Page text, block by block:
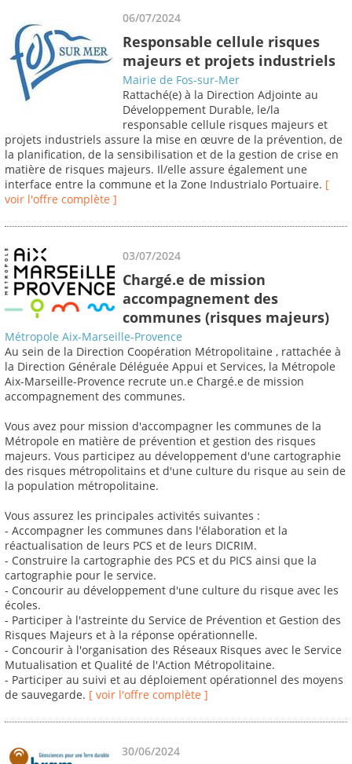
06/07/2024
Responsable cellule risques
majeurs et projets industriels
Mairie de Fos-sur-Mer
Rattaché(e) à la Direction Adjointe au
Développement Durable, le/la
responsable cellule risques majeurs et
projets industriels assure la mise en œuvre de la prévention, de
la planification, de la sensibilisation et de la gestion de crise en
matière de risques majeurs. Il/elle assure également une
interface entre la commune et la Zone Industrialo Portuaire. [
voir l'offre complète ]
03/07/2024
Chargé.e de mission
accompagnement des
communes (risques majeurs)
Métropole Aix-Marseille-Provence
Au sein de la Direction Coopération Métropolitaine , rattachée à
la Direction Générale Déléguée Appui et Services, la Métropole
Aix-Marseille-Provence recrute un.e Chargé.e de mission
accompagnement des communes.
Vous avez pour mission d'accompagner les communes de la
Métropole en matière de prévention et gestion des risques
majeurs. Vous participez au développement d'une cartographie
des risques métropolitains et d'une culture du risque au sein de
la population métropolitaine.
Vous assurez les principales activités suivantes :
- Accompagner les communes dans l'élaboration et la
réactualisation de leurs PCS et de leurs DICRIM.
- Construire la cartographie des PCS et du PICS ainsi que la
cartographie pour le service.
- Concourir au développement d'une culture du risque avec les
écoles.
- Participer à l'astreinte du Service de Prévention et Gestion des
Risques Majeurs et à la réponse opérationnelle.
- Concourir à l'organisation des Réseaux Risques avec le Service
Mutualisation et Qualité de l'Action Métropolitaine.
- Participer au suivi et au déploiement opérationnel des moyens
de sauvegarde. [ voir l'offre complète ]
30/06/2024